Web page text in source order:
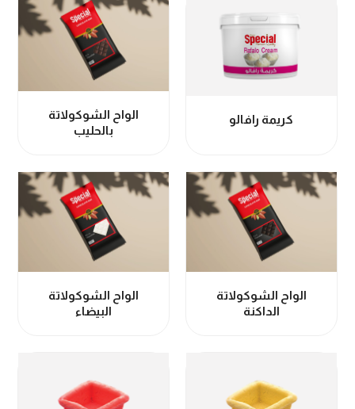
كريمة رافالو
الواح الشوكولاتة
بالحليب
الواح الشوكولاتة
الداكنة
الواح الشوكولاتة
البيضاء